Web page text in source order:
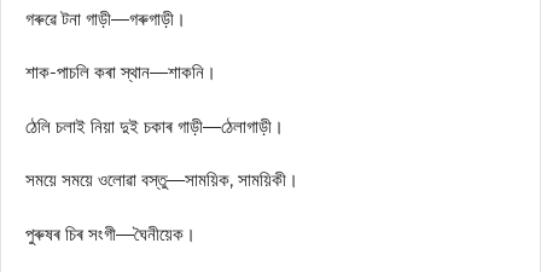
গৰুৱে টনা গাড়ী—গৰুগাড়ী।
শাক-পাচলি কৰা স্থান—শাকনি।
ঠেলি চলাই নিয়া দুই চকাৰ গাড়ী—ঠেলাগাড়ী।
সময়ে সময়ে ওলোৱা বস্তু—সাময়িক, সাময়িকী।
পুৰুষৰ চিৰ সংগী—ঘৈনীয়েক।